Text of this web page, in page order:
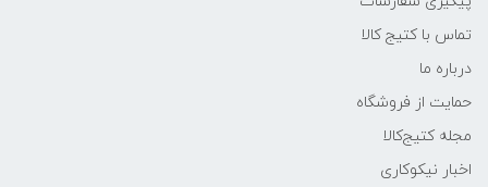
تماس با کتیج کالا
درباره ما
حمایت از فروشگاه
مجله کتیج‌کالا
اخبار نیکوکاری